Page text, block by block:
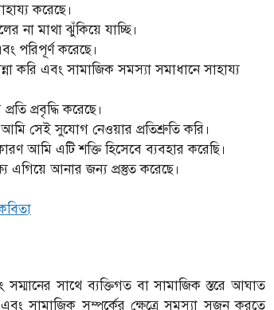
করেছে।
না মাথা ঝুঁকিয়ে যাচ্ছি।
পরিপূর্ণ করেছে।
করি এবং সামাজিক সমস্যা সমাধানে সাহায্য
প্রবৃদ্ধি করেছে।
সেই সুযোগ নেওয়ার প্রতিশ্রুতি করি।
আমি এটি শক্তি হিসেবে ব্যবহার করেছি।
আনার জন্য প্রস্তুত করেছে।
সাথে ব্যক্তিগত বা সামাজিক স্তরে আঘাত
সামাজিক সম্পর্কের ক্ষেত্রে সমস্যা সৃজন করতে